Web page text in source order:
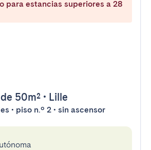
para estancias superiores a 28
de 50m² • Lille
• piso n.º 2 • sin ascensor